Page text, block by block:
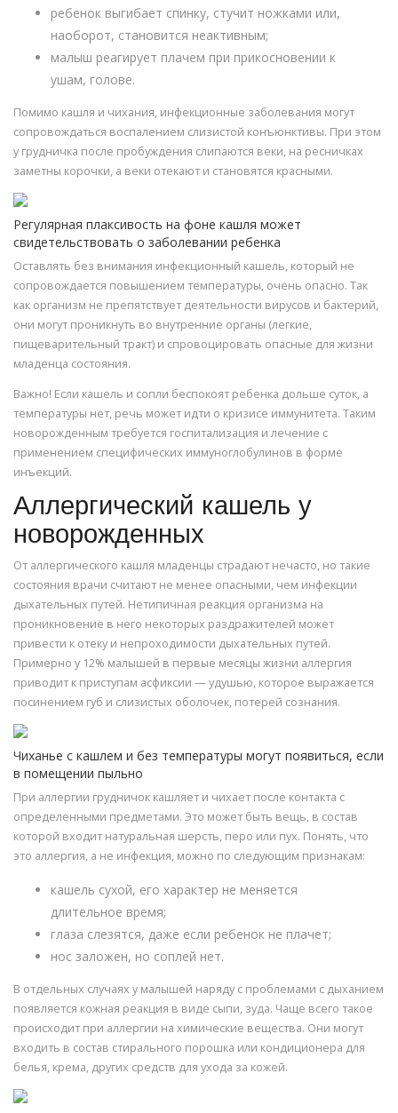
ребенок выгибает спинку, стучит ножками или,
наоборот, становится неактивным;
малыш реагирует плачем при прикосновении к
ушам, голове.
Помимо кашля и чихания, инфекционные заболевания могут
сопровождаться воспалением слизистой конъюнктивы. При этом
у грудничка после пробуждения слипаются веки, на ресничках
заметны корочки, а веки отекают и становятся красными.
Регулярная плаксивость на фоне кашля может
свидетельствовать о заболевании ребенка
Оставлять без внимания инфекционный кашель, который не
сопровождается повышением температуры, очень опасно. Так
как организм не препятствует деятельности вирусов и бактерий,
они могут проникнуть во внутренние органы (легкие,
пищеварительный тракт) и спровоцировать опасные для жизни
младенца состояния.
Важно! Если кашель и сопли беспокоят ребенка дольше суток, а
температуры нет, речь может идти о кризисе иммунитета. Таким
новорожденным требуется госпитализация и лечение с
применением специфических иммуноглобулинов в форме
инъекций.
Аллергический кашель у
новорожденных
От аллергического кашля младенцы страдают нечасто, но такие
состояния врачи считают не менее опасными, чем инфекции
дыхательных путей. Нетипичная реакция организма на
проникновение в него некоторых раздражителей может
привести к отеку и непроходимости дыхательных путей.
Примерно у 12% малышей в первые месяцы жизни аллергия
приводит к приступам асфиксии — удушью, которое выражается
посинением губ и слизистых оболочек, потерей сознания.
Чиханье с кашлем и без температуры могут появиться, если
в помещении пыльно
При аллергии грудничок кашляет и чихает после контакта с
определенными предметами. Это может быть вещь, в состав
которой входит натуральная шерсть, перо или пух. Понять, что
это аллергия, а не инфекция, можно по следующим признакам:
кашель сухой, его характер не меняется
длительное время;
глаза слезятся, даже если ребенок не плачет;
нос заложен, но соплей нет.
В отдельных случаях у малышей наряду с проблемами с дыханием
появляется кожная реакция в виде сыпи, зуда. Чаще всего такое
происходит при аллергии на химические вещества. Они могут
входить в состав стирального порошка или кондиционера для
белья, крема, других средств для ухода за кожей.